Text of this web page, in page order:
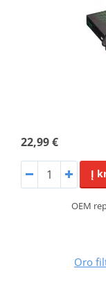
22,99 €
Į
OEM
Oro